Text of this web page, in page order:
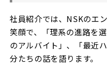
社員紹介では、NSKのエ
笑顔で、「理系の進路を
のアルバイト」、「最近
分たちの話を語ります。